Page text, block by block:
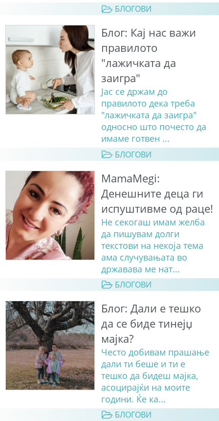
БЛОГОВИ
Блог: Кај нас важи
правилото
"лажичката да
заигра"
Јас се држам до
правилото дека треба
"лажичката да заигра"
односно што почесто да
имаме готвен ...
БЛОГОВИ
MamaMegi:
Денешните деца ги
испуштивме од раце!
Не секогаш имам желба
да пишувам долги
текстови на некоја тема
ама случувањата во
државава ме нат...
БЛОГОВИ
Блог: Дали е тешко
да се биде тинејџ
мајка?
Често добивам прашање
дали ти беше и ти е
тешко да бидеш мајка,
асоцирајќи на моите
години. Ќе ка...
БЛОГОВИ